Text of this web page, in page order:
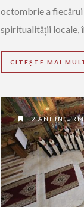
octombrie a fiecărui
spiritualității locale,
CITEȘTE MAI
9 ANI ÎN